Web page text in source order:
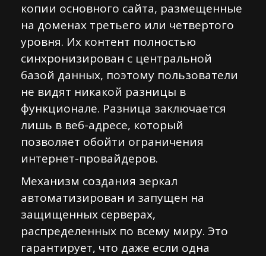
копии основного сайта, размещенные
на доменах третьего или четвертого
уровня. Их контент полностью
синхронизирован с центральной
базой данных, поэтому пользователи
не видят никакой разницы в
функционале. Разница заключается
лишь в веб-адресе, который
позволяет обойти ограничения
интернет-провайдеров.
Механизм создания зеркал
автоматизирован и запущен на
защищенных серверах,
распределенных по всему миру. Это
гарантирует, что даже если одна